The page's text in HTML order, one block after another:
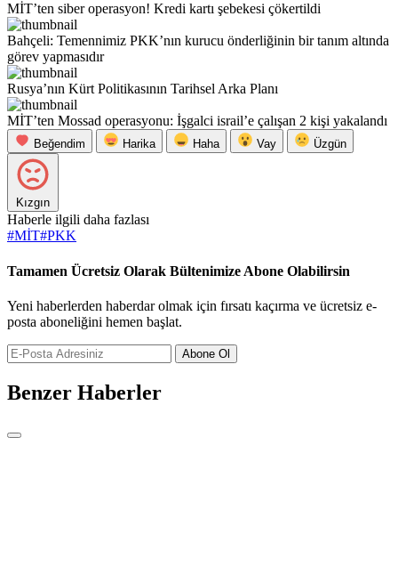
MİT’ten siber operasyon! Kredi kartı şebekesi çökertildi
Bahçeli: Temennimiz PKK’nın kurucu önderliğinin bir tanım altında
görev yapmasıdır
Rusya’nın Kürt Politikasının Tarihsel Arka Planı
MİT’ten Mossad operasyonu: İşgalci israil’e çalışan 2 kişi yakalandı
Beğendim Harika Haha Vay Üzgün
Kızgın
Haberle ilgili daha fazlası
#MİT#PKK
Tamamen Ücretsiz Olarak Bültenimize Abone Olabilirsin
Yeni haberlerden haberdar olmak için fırsatı kaçırma ve ücretsiz e-
posta aboneliğini hemen başlat.
Abone Ol
Benzer Haberler